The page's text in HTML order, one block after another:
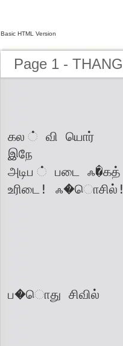
Basic HTML Version
Page 1 -
கல ் வி யொர்
இநே
அடிப ் படை ஃ�கத்
உரிடை! ஃ�ொசில்!
ப�ொது சிவில்